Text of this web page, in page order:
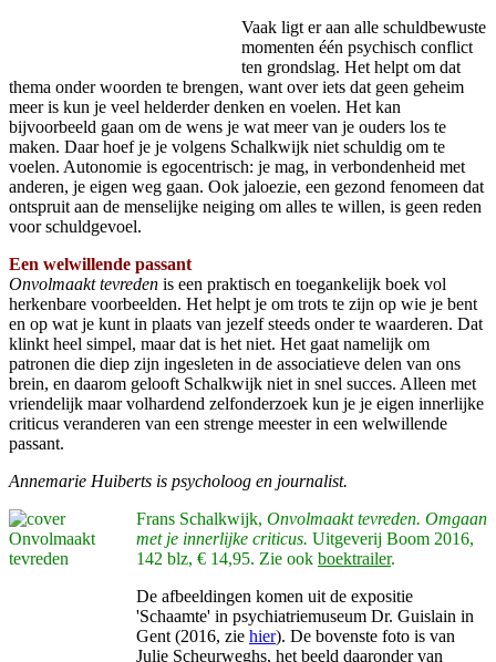
Vaak ligt er aan alle schuldbewuste
momenten één psychisch conflict
ten grondslag. Het helpt om dat
thema onder woorden te brengen, want over iets dat geen geheim
meer is kun je veel helderder denken en voelen. Het kan
bijvoorbeeld gaan om de wens je wat meer van je ouders los te
maken. Daar hoef je je volgens Schalkwijk niet schuldig om te
voelen. Autonomie is egocentrisch: je mag, in verbondenheid met
anderen, je eigen weg gaan. Ook jaloezie, een gezond fenomeen dat
ontspruit aan de menselijke neiging om alles te willen, is geen reden
voor schuldgevoel.
Een welwillende passant
Onvolmaakt tevreden is een praktisch en toegankelijk boek vol
herkenbare voorbeelden. Het helpt je om trots te zijn op wie je bent
en op wat je kunt in plaats van jezelf steeds onder te waarderen. Dat
klinkt heel simpel, maar dat is het niet. Het gaat namelijk om
patronen die diep zijn ingesleten in de associatieve delen van ons
brein, en daarom gelooft Schalkwijk niet in snel succes. Alleen met
vriendelijk maar volhardend zelfonderzoek kun je je eigen innerlijke
criticus veranderen van een strenge meester in een welwillende
passant.
Annemarie Huiberts is psycholoog en journalist.
Frans Schalkwijk, Onvolmaakt tevreden. Omgaan
met je innerlijke criticus. Uitgeverij Boom 2016,
142 blz, € 14,95. Zie ook boektrailer.
De afbeeldingen komen uit de expositie
'Schaamte' in psychiatriemuseum Dr. Guislain in
Gent (2016, zie hier). De bovenste foto is van
Julie Scheurweghs, het beeld daaronder van